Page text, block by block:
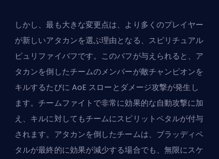
しかし、最も大きな変更点は、より多くのプレイヤー
が新しいアタカンを選ぶ理由となる、スピリチュアル
ピュリファイバフです。このバフが与えられると、ア
タカンを倒したチームのメンバーが敵チャンピオンを
キルするたびに AoE スローとダメージ攻撃が発生し
ます。チームファイトで非常に効果的な自動攻撃に加
え、キルに対してもチームにスピリットペタルが付与
されます。アタカンを倒したチームは、ブラッディペ
タルが最終的に効果が減少する場合でも、無限にスケ